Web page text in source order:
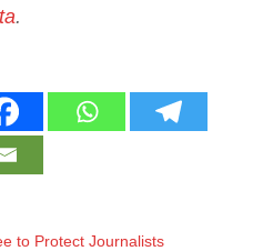
.
to Protect Journalists